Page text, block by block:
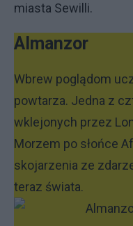
miasta Sewilli.
Almanzor
Wbrew poglądom
powtarza. Jedna z
wklejonych przez
Morzem po słońce
skojarzenia ze
teraz świata.